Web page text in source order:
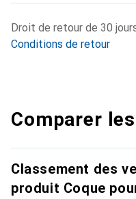
Droit de retour de 30
Conditions de retour
Comparer
Classement des
produit Coque